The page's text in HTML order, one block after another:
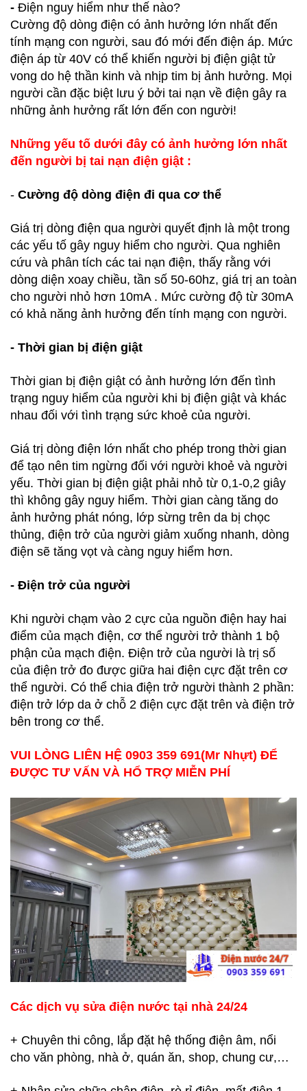
- Điện nguy hiểm như thế nào?
Cường độ dòng điện có ảnh hưởng lớn nhất đến
tính mạng con người, sau đó mới đến điện áp. Mức
điện áp từ 40V có thể khiến người bị điện giật tử
vong do hệ thần kinh và nhịp tim bị ảnh hưởng. Mọi
người cần đặc biệt lưu ý bởi tai nạn về điện gây ra
những ảnh hưởng rất lớn đến con người!
Những yếu tố dưới đây có ảnh hưởng lớn nhất
đến người bị tai nạn điện giật :
- Cường độ dòng điện đi qua cơ thể
Giá trị dòng điện qua người quyết định là một trong
các yếu tố gây nguy hiểm cho người. Qua nghiên
cứu và phân tích các tai nạn điện, thấy rằng với
dòng diện xoay chiều, tần số 50-60hz, giá trị an toàn
cho người nhỏ hơn 10mA . Mức cường độ từ 30mA
có khả năng ảnh hưởng đến tính mạng con người.
- Thời gian bị điện giật
Thời gian bị điện giật có ảnh hưởng lớn đến tình
trạng nguy hiểm của người khi bị điện giật và khác
nhau đối với tình trạng sức khoẻ của người.
Giá trị dòng điện lớn nhất cho phép trong thời gian
để tạo nên tim ngừng đối với người khoẻ và người
yếu. Thời gian bị điện giật phải nhỏ từ 0,1-0,2 giây
thì không gây nguy hiểm. Thời gian càng tăng do
ảnh hưởng phát nóng, lớp sừng trên da bị chọc
thủng, điện trở của người giảm xuống nhanh, dòng
điện sẽ tăng vọt và càng nguy hiểm hơn.
- Điện trở của người
Khi người chạm vào 2 cực của nguồn điện hay hai
điểm của mạch điện, cơ thể người trở thành 1 bộ
phận của mạch điện. Điện trở của người là trị số
của điện trở đo được giữa hai điện cực đặt trên cơ
thể người. Có thể chia điện trở người thành 2 phần:
điện trở lớp da ở chỗ 2 điện cực đặt trên và điện trở
bên trong cơ thể.
VUI LÒNG LIÊN HỆ 0903 359 691(Mr Nhựt) ĐỂ
ĐƯỢC TƯ VẤN VÀ HỔ TRỢ MIỄN PHÍ
Các dịch vụ sửa điện nước tại nhà 24/24
+ Chuyên thi công, lắp đặt hệ thống điện âm, nổi
cho văn phòng, nhà ở, quán ăn, shop, chung cư,…